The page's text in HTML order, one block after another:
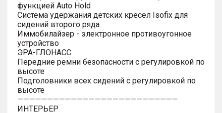
функцией Auto Hold
Система удержания детских кресел Isofix для
сидений второго ряда
Иммобилайзер - электронное противоугонное
устройство
ЭРА-ГЛОНАСС
Передние ремни безопасности с регулировкой по
высоте
Подголовники всех сидений с регулировкой по
высоте
———————————————————————————
ИНТЕРЬЕР